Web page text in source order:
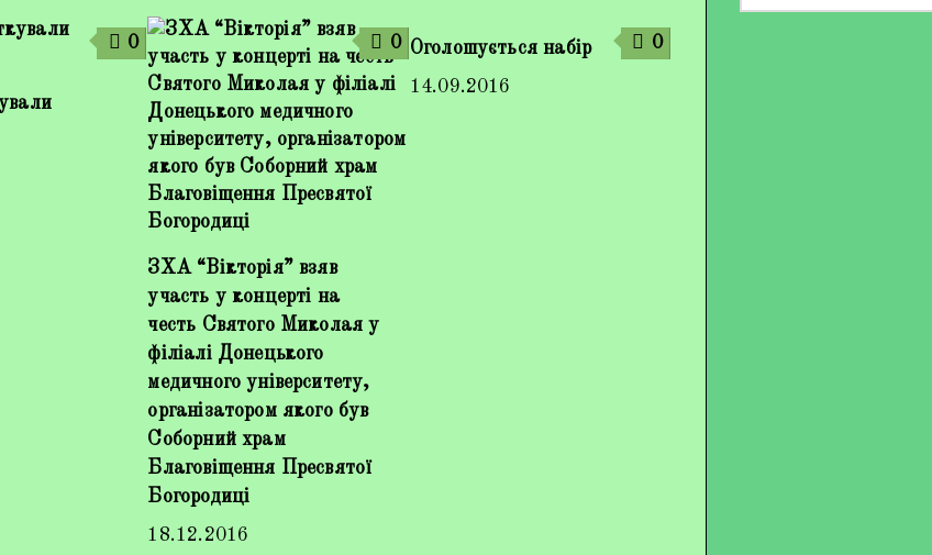
0 0
ЗХА “Вікторія” взяв
участь у концерті на
честь Святого Миколая у
філіалі Донецького
медичного університету,
організатором якого був
Соборний храм
Благовіщення Пресвятої
Богородиці
18.12.2016
0
Оголошується набір
14.09.2016